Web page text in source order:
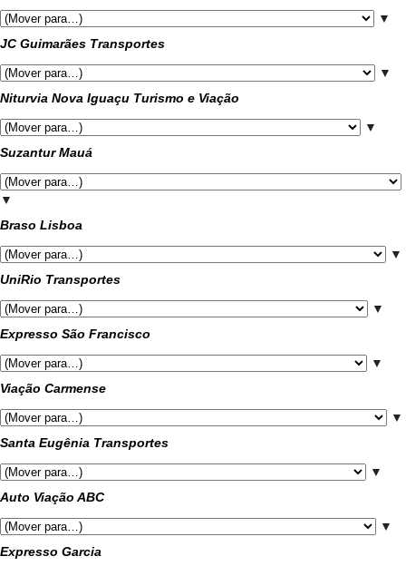
▼
JC Guimarães Transportes
▼
Niturvia Nova Iguaçu Turismo e Viação
▼
Suzantur Mauá
▼
Braso Lisboa
▼
UniRio Transportes
▼
Expresso São Francisco
▼
Viação Carmense
▼
Santa Eugênia Transportes
▼
Auto Viação ABC
▼
Expresso Garcia